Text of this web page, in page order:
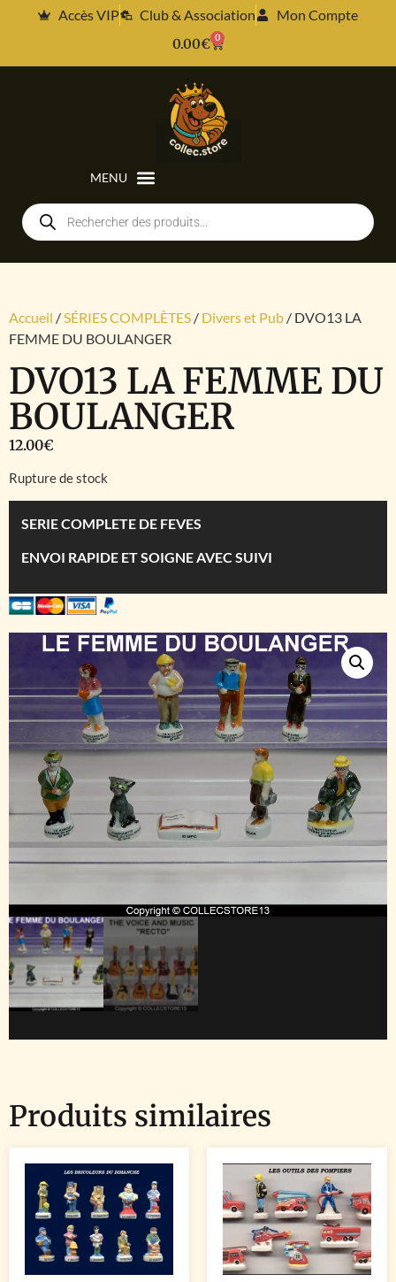
Accès VIP Club & Association
Mon Compte
0.00€ 0
Accueil /SÉRIES COMPLÈTES / Divers et Pub / DVO13 LA
FEMME DU BOULANGER
DVO13 LA FEMME DU
BOULANGER
12.00€
Rupture de stock
SERIE COMPLETE DE FEVES
ENVOI RAPIDE ET SOIGNE AVEC SUIVI
Produits similaires